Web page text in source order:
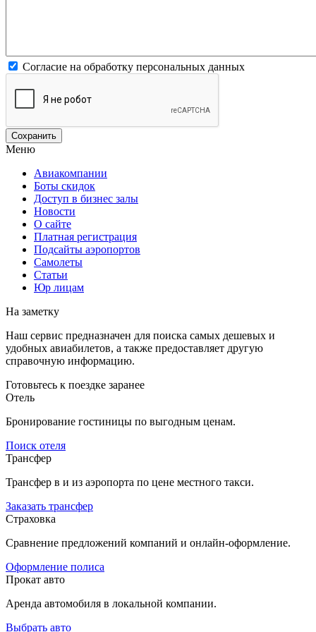
Согласие на обработку персональных данных
Меню
Авиакомпании
Боты скидок
Доступ в бизнес залы
Новости
О сайте
Платная регистрация
Подсайты аэропортов
Самолеты
Статьи
Юр лицам
На заметку
Наш сервис предназначен для поиска самых дешевых и
удобных авиабилетов, а также предоставляет другую
справочную информацию.
Готовьтесь к поездке заранее
Отель
Бронирование гостиницы по выгодным ценам.
Поиск отеля
Трансфер
Трансфер в и из аэропорта по цене местного такси.
Заказать трансфер
Страховка
Сравнение предложений компаний и онлайн-оформление.
Оформление полиса
Прокат авто
Аренда автомобиля в локальной компании.
Выбрать авто